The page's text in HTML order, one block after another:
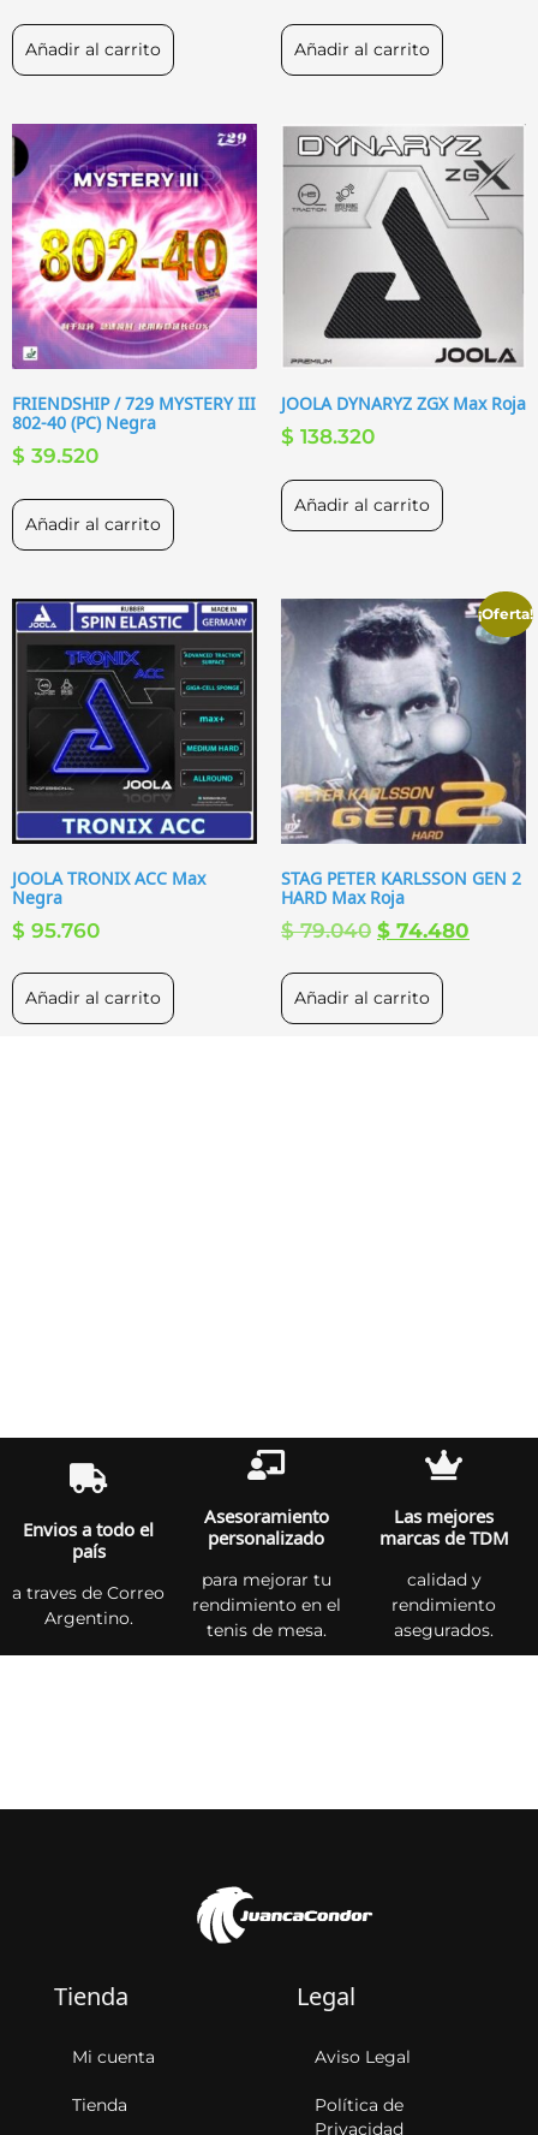
Añadir al carrito Añadir al carrito
FRIENDSHIP / 729 MYSTERY III
802-40 (PC) Negra
$ 39.520
Añadir al carrito
JOOLA DYNARYZ ZGX Max Roja
$ 138.320
Añadir al carrito
JOOLA TRONIX ACC Max
Negra
$ 95.760
Añadir al carrito
¡Oferta!
STAG PETER KARLSSON GEN 2
HARD Max Roja
$79.040 $ 74.480
Añadir al carrito
Envios a todo el
país
a traves de Correo
Argentino.
Asesoramiento
personalizado
para mejorar tu
rendimiento en el
tenis de mesa.
Las mejores
marcas de TDM
calidad y
rendimiento
asegurados.
Tienda
Mi cuenta
Tienda
Legal
Aviso Legal
Política de
Privacidad